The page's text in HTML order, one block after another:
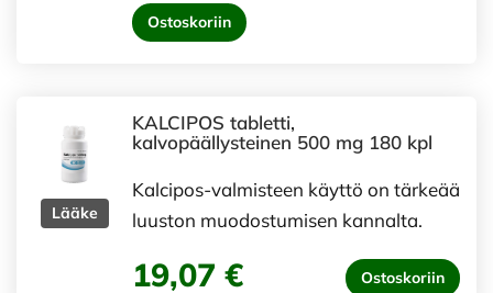
Ostoskoriin
Lääke
KALCIPOS tabletti,
kalvopäällysteinen 500 mg 180 kpl
Kalcipos-valmisteen käyttö on tärkeää
luuston muodostumisen kannalta.
19,07 € Ostoskoriin